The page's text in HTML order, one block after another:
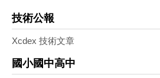
技術公報
Xcdex 技術文章
國小國中高中